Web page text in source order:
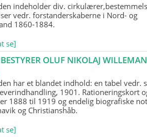
indeholder div.
vedr. forstanderskaberne i Nord- og
1860-1884.
se]
OLUF NIKOLAJ
har et blandet indhold: en tabel vedr.
1901. Rationeringskort
1888 til 1919 og endelig biografiske
og Christianshåb.
se]